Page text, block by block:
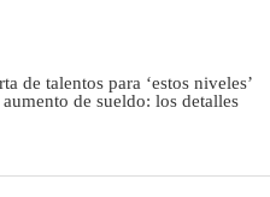
de talentos para ‘estos niveles’
de sueldo: los detalles